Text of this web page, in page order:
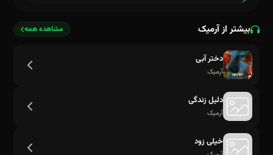
بیشتر از آرمیک مشاهده همه
دختر آبی
آرمیک
دلیل زندگی
آرمیک
خیلی زود